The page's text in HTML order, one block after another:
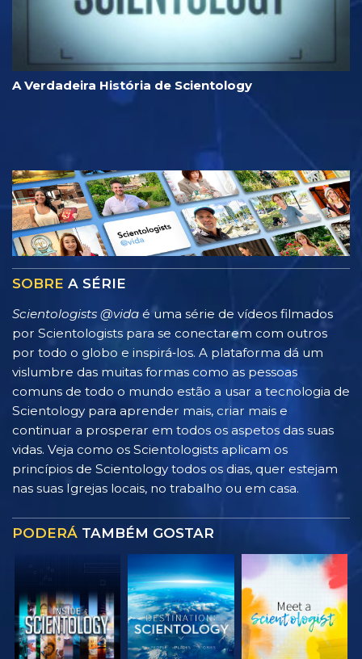
A Verdadeira História de Scientology
SOBRE A SÉRIE
Scientologists @vida é uma série de vídeos filmados
por Scientologists para se conectarem com outros
por todo o globo e inspirá‑los. A plataforma dá um
vislumbre das muitas formas como as pessoas
comuns de todo o mundo estão a usar a tecnologia de
Scientology para aprender mais, criar mais e
continuar a prosperar em todos os aspetos das suas
vidas. Veja como os Scientologists aplicam os
princípios de Scientology todos os dias, quer estejam
nas suas Igrejas locais, no trabalho ou em casa.
PODERÁ TAMBÉM GOSTAR